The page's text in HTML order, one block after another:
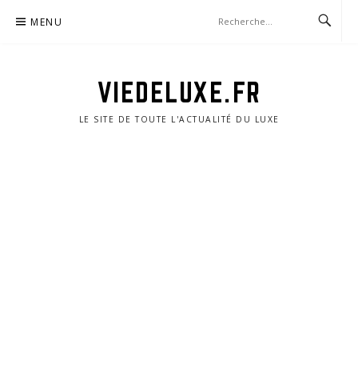
MENU
VIEDELUXE.FR
LE SITE DE TOUTE L'ACTUALITÉ DU LUXE